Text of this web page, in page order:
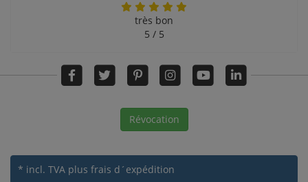
très bon
5 / 5
Révocation
* incl. TVA plus frais d´expédition